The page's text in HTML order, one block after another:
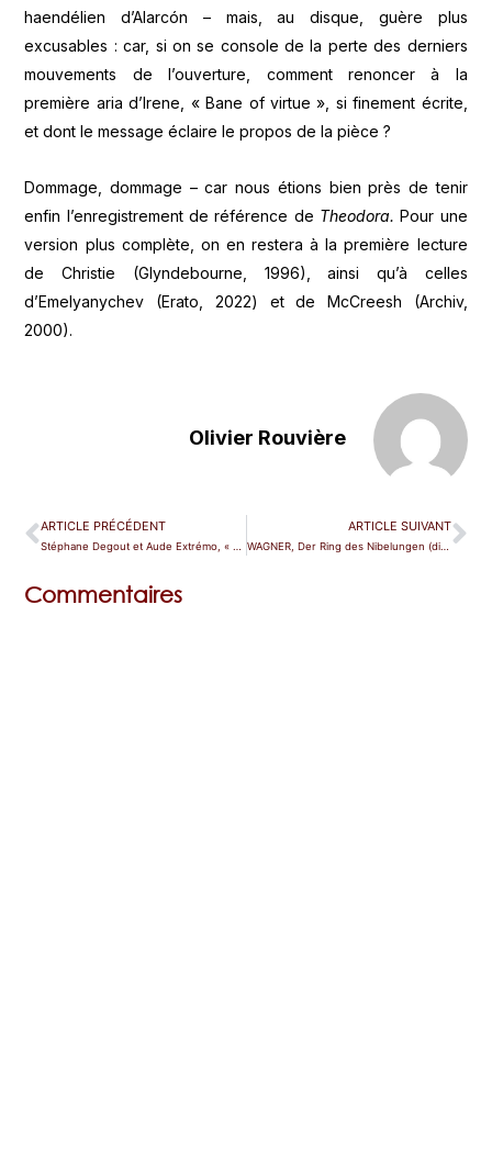
haendélien d’Alarcón – mais, au disque, guère plus
excusables : car, si on se console de la perte des derniers
mouvements de l’ouverture, comment renoncer à la
première aria d’Irene, « Bane of virtue », si finement écrite,
et dont le message éclaire le propos de la pièce ?
Dommage, dommage – car nous étions bien près de tenir
enfin l’enregistrement de référence de Theodora. Pour une
version plus complète, on en restera à la première lecture
de Christie (Glyndebourne, 1996), ainsi qu’à celles
d’Emelyanychev (Erato, 2022) et de McCreesh (Archiv,
2000).
Olivier Rouvière
ARTICLE PRÉCÉDENT ARTICLE SUIVANT
WAGNER, Der Ring des Nibelungen (dir. Fabio Luisi)
Commentaires